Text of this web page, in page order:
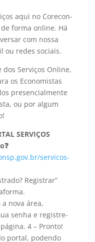
aqui no Corecon-
forma online. Há
com nossa
ou redes sociais.
Serviços Online,
os Economistas
presencialmente
ou por algum
SERVIÇOS
servicos-
Registrar”
nova área,
senha e registre-
4 – Pronto!
portal, podendo